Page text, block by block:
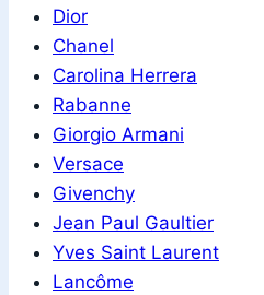
Dior
Chanel
Carolina Herrera
Rabanne
Giorgio Armani
Versace
Givenchy
Jean Paul Gaultier
Yves Saint Laurent
Lancôme